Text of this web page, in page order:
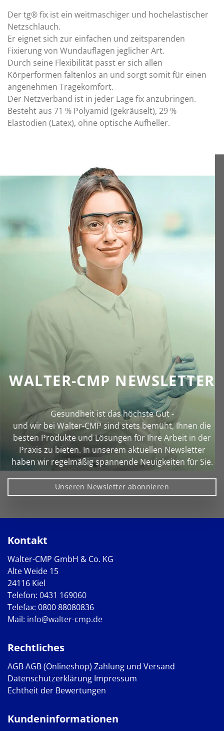
Der tg® fix ist ein weitmaschiger und hochelastischer
Netzschlauch.
Er eignet sich zur einfachen und zeitsparenden
Fixierung von Wundauflagen jeglicher Art.
Durch seine Flexibilität passt er sich allen
Körperformen faltenlos an und sorgt somit für einen
angenehmen Tragekomfort.
Der Netzverband ist in jeder Lage fix anzubringen.
Besteht aus 71 % Polyamid (gekräuselt), 29 %
Elastodien (Latex), ohne optische Aufheller.
WALTER-CMP NEWSLETTER
Gesundheit ist das höchste Gut -
und wir bei Walter‑CMP sind stets bemüht, Ihnen die
besten Produkte und Lösungen für Ihre Arbeit in der
Praxis zu bieten. In unserem aktuellen Newsletter
haben wir regelmäßig spannende Neuigkeiten für Sie.
Unseren Newsletter abonnieren
Kontakt
Walter-CMP GmbH & Co. KG
Alte Weide 15
24116 Kiel
Telefon: 0431 169060
Telefax: 0800 88080836
Mail: info@walter-cmp.de
Rechtliches
AGBAGB (Onlineshop) Zahlung und Versand
Datenschutzerklärung Impressum
Echtheit der Bewertungen
Kundeninformationen